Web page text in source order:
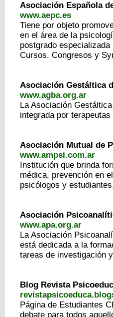
Asociación Española
www.aepc.es
Tiene por objeto
en el área de la
postgrado
Cursos, Congresos y
Asociación Gestáltica
www.agba.org.ar
La Asociación
integrada por
Asociación Mutual de
www.ampsi.com.ar
Institución que brinda
médica, prevención en
psicólogos y
Asociación
www.apa.org.ar
La Asociación
está dedicada a la
tareas de investigación
Blog Revista
Página de Estudiantes
debate para todos